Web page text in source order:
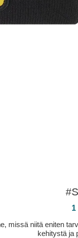
missä niitä eniten
kehitystä ja